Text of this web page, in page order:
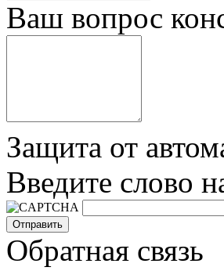
Ваш вопрос
Защита от
Введите слово
Обратная связь